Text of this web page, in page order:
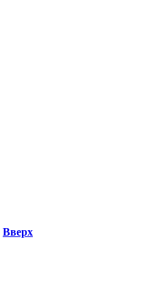
Вверх